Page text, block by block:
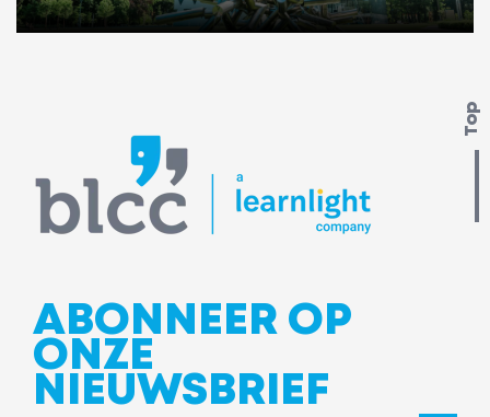
Top
ABONNEER OP
ONZE
NIEUWSBRIEF